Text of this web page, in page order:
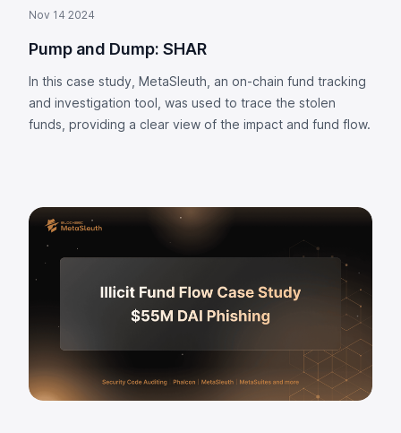
Nov 14 2024
Pump and Dump: SHAR
In this case study, MetaSleuth, an on-chain fund tracking
and investigation tool, was used to trace the stolen
funds, providing a clear view of the impact and fund flow.